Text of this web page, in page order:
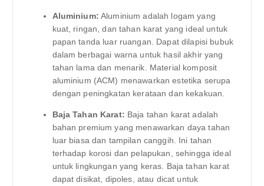
Aluminium: Aluminium adalah logam yang
kuat, ringan, dan tahan karat yang ideal untuk
papan tanda luar ruangan. Dapat dilapisi bubuk
dalam berbagai warna untuk hasil akhir yang
tahan lama dan menarik. Material komposit
aluminium (ACM) menawarkan estetika serupa
dengan peningkatan kerataan dan kekakuan.
Baja Tahan Karat: Baja tahan karat adalah
bahan premium yang menawarkan daya tahan
luar biasa dan tampilan canggih. Ini tahan
terhadap korosi dan pelapukan, sehingga ideal
untuk lingkungan yang keras. Baja tahan karat
dapat disikat, dipoles, atau dicat untuk